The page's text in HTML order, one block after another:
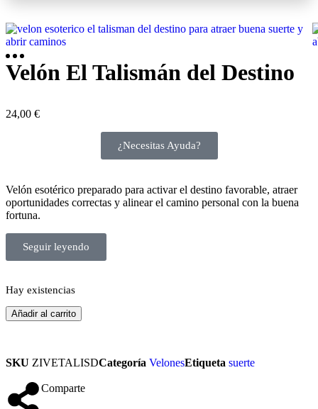
Velón El Talismán del Destino
24,00 €
¿Necesitas Ayuda?
Velón esotérico preparado para activar el destino favorable, atraer
oportunidades correctas y alinear el camino personal con la buena
fortuna.
Seguir leyendo
Hay existencias
Añadir al carrito
SKU ZIVETALISDCategoría VelonesEtiqueta suerte
Comparte